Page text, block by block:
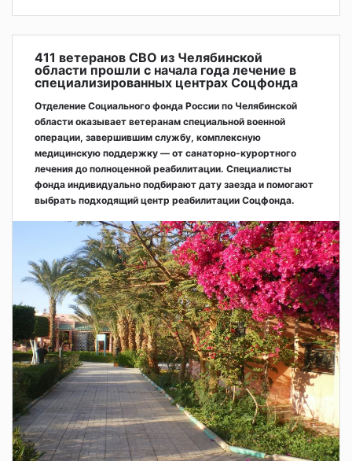
411 ветеранов СВО из Челябинской
области прошли с начала года лечение в
специализированных центрах Соцфонда
Отделение Социального фонда России по Челябинской
области оказывает ветеранам специальной военной
операции, завершившим службу, комплексную
медицинскую поддержку — от санаторно-курортного
лечения до полноценной реабилитации. Специалисты
фонда индивидуально подбирают дату заезда и помогают
выбрать подходящий центр реабилитации Соцфонда.